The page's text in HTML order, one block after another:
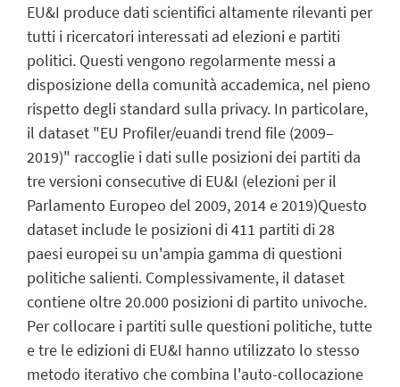
EU&I produce dati scientifici altamente rilevanti per
tutti i ricercatori interessati ad elezioni e partiti
politici. Questi vengono regolarmente messi a
disposizione della comunità accademica, nel pieno
rispetto degli standard sulla privacy. In particolare,
il dataset "EU Profiler/euandi trend file (2009–
2019)" raccoglie i dati sulle posizioni dei partiti da
tre versioni consecutive di EU&I (elezioni per il
Parlamento Europeo del 2009, 2014 e 2019)Questo
dataset include le posizioni di 411 partiti di 28
paesi europei su un'ampia gamma di questioni
politiche salienti. Complessivamente, il dataset
contiene oltre 20.000 posizioni di partito univoche.
Per collocare i partiti sulle questioni politiche, tutte
e tre le edizioni di EU&I hanno utilizzato lo stesso
metodo iterativo che combina l'auto-collocazione